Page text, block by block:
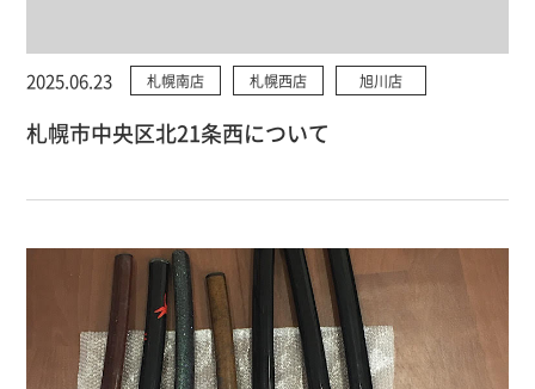
2025.06.23 札幌南店 札幌西店 旭川店
札幌市中央区北21条西について